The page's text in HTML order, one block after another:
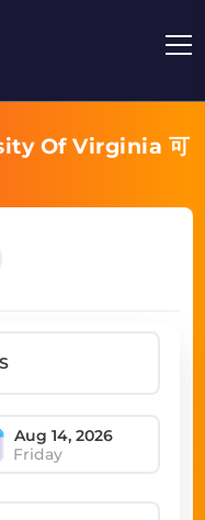
Of Virginia 可
Friday